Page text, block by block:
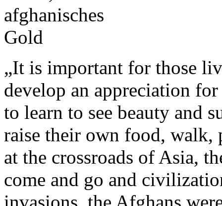
„It is important for those
develop an appreciation
to learn to see beauty and
raise their own food,
at the crossroads of Asia,
come and go and